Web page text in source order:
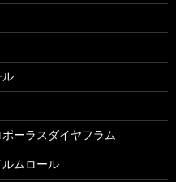
ル
ーラスダイヤフラム
ムロール